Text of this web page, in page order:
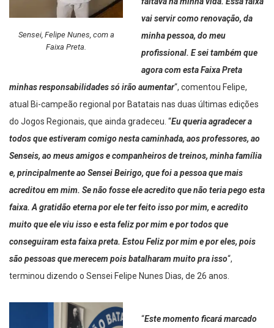
Sensei, Felipe Nunes, com a
Faixa Preta.
faltava na minha vida. Essa faixa
vai servir como renovação, da
minha pessoa, do meu
profissional. E sei também que
agora com esta Faixa Preta
minhas responsabilidades só irão aumentar “, comentou Felipe,
atual Bi-campeão regional por Batatais nas duas últimas edições
do Jogos Regionais, que ainda gradeceu. “ Eu queria agradecer a
todos que estiveram comigo nesta caminhada, aos professores, ao
Senseis, ao meus amigos e companheiros de treinos, minha família
e, principalmente ao Sensei Beirigo, que foi a pessoa que mais
acreditou em mim. Se não fosse ele acredito que não teria pego esta
faixa. A gratidão eterna por ele ter feito isso por mim, e acredito
muito que ele viu isso e esta feliz por mim e por todos que
conseguiram esta faixa preta. Estou Feliz por mim e por eles, pois
são pessoas que merecem pois batalharam muito pra isso “,
terminou dizendo o Sensei Felipe Nunes Dias, de 26 anos.
Este momento ficará marcado